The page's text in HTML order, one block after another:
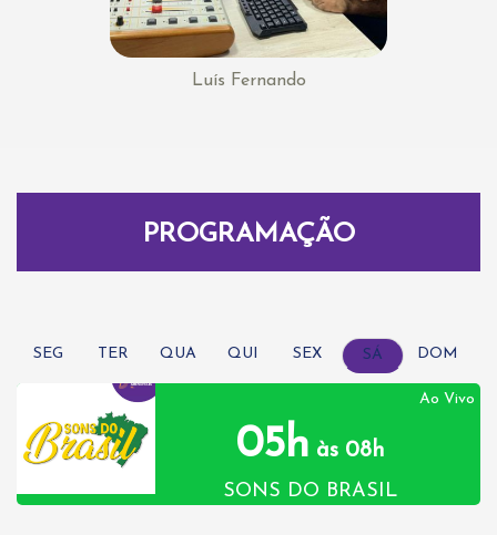
Luís Fernando
PROGRAMAÇÃO
SEG TER QUA QUI SEX SÁ DOM
Ao Vivo
05h às 08h
SONS DO BRASIL